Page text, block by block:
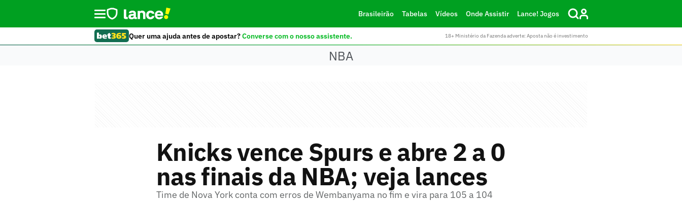
Brasileirão Tabelas Vídeos Onde Assistir Lance! Jogos
Quer uma ajuda antes de apostar?Converse com o nosso assistente. 18+ Ministério da Fazenda adverte: Aposta não é investimento
NBA
Knicks vence Spurs e abre 2 a 0
nas finais da NBA; veja lances
Time de Nova York conta com erros de Wembanyama no fim e vira para 105 a 104